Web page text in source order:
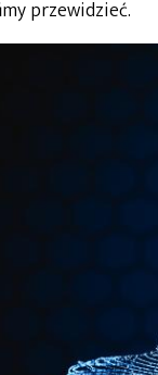
przewidzieć.